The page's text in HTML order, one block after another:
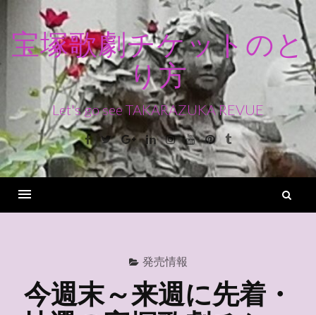
ン
ス
キ
ッ
宝塚歌劇チケットのと
り方
Let's go see TAKARAZUKA REVUE
Facebook
TwitterGoogle+LinkedinInstagram
YoutubePinterest
Tumblr
発売情報
今週末～来週に先着・